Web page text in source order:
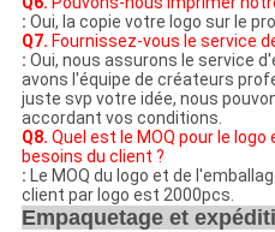
: Oui, la copie votre logo sur le
Q7. Fournissez-vous le service
: Oui, nous assurons le service
avons l'équipe de créateurs
juste svp votre idée, nous
accordant vos conditions.
Q8. Quel est le MOQ pour le
besoins du client ?
: Le MOQ du logo et de
client par logo est 2000pcs.
Empaquetage et